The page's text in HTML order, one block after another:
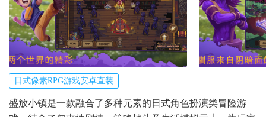
日式像素RPG游戏安卓直装
盛放小镇是一款融合了多种元素的日式角色扮演类冒险游